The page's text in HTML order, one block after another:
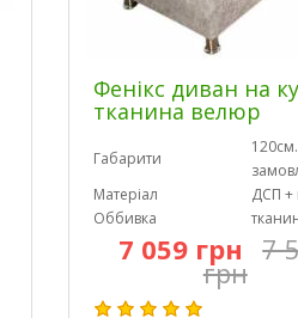
Фенікс диван на
тканина велюр
Габарити
Матеріал
ДСП +
Оббивка
7 059 грн 7
грн